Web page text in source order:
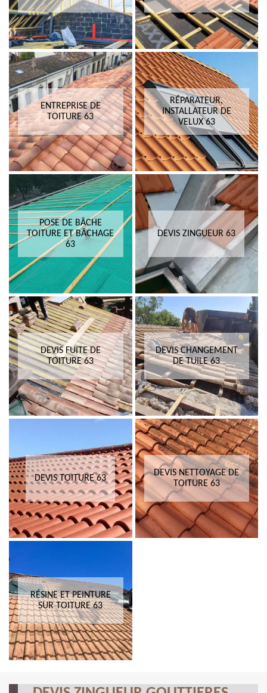
ENTREPRISE DE
TOITURE 63
RÉPARATEUR,
INSTALLATEUR DE
VELUX 63
POSE DE BÂCHE
TOITURE ET BÂCHAGE
63
DEVIS ZINGUEUR 63
DEVIS FUITE DE
TOITURE 63
DEVIS CHANGEMENT
DE TUILE 63
DEVIS TOITURE 63
DEVIS NETTOYAGE DE
TOITURE 63
RÉSINE ET PEINTURE
SUR TOITURE 63